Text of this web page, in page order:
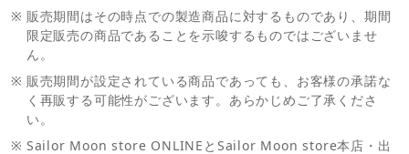
※ 販売期間はその時点での製造商品に対するものであり、期間
限定販売の商品であることを示唆するものではございませ
ん。
※ 販売期間が設定されている商品であっても、お客様の承諾な
く再販する可能性がございます。あらかじめご了承くださ
い。
※ Sailor Moon store ONLINEとSailor Moon store本店・出